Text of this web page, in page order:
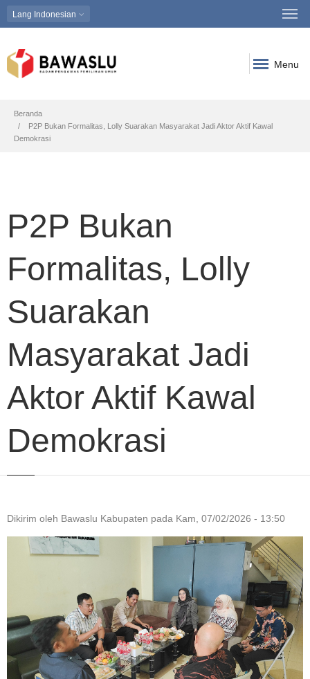
Lang Indonesian
Menu
Breadcrumb
Beranda
P2P Bukan Formalitas, Lolly Suarakan Masyarakat Jadi Aktor Aktif Kawal
Demokrasi
P2P Bukan
Formalitas, Lolly
Suarakan
Masyarakat Jadi
Aktor Aktif Kawal
Demokrasi
Dikirim oleh Bawaslu Kabupaten pada Kam, 07/02/2026 - 13:50